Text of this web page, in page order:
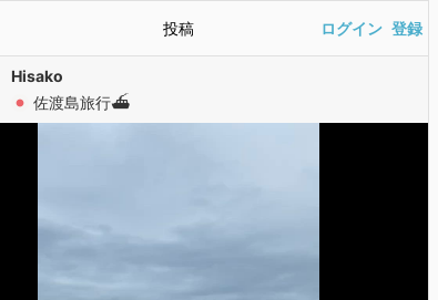
投稿 ログイン 登録
Hisako
佐渡島旅行⛴️